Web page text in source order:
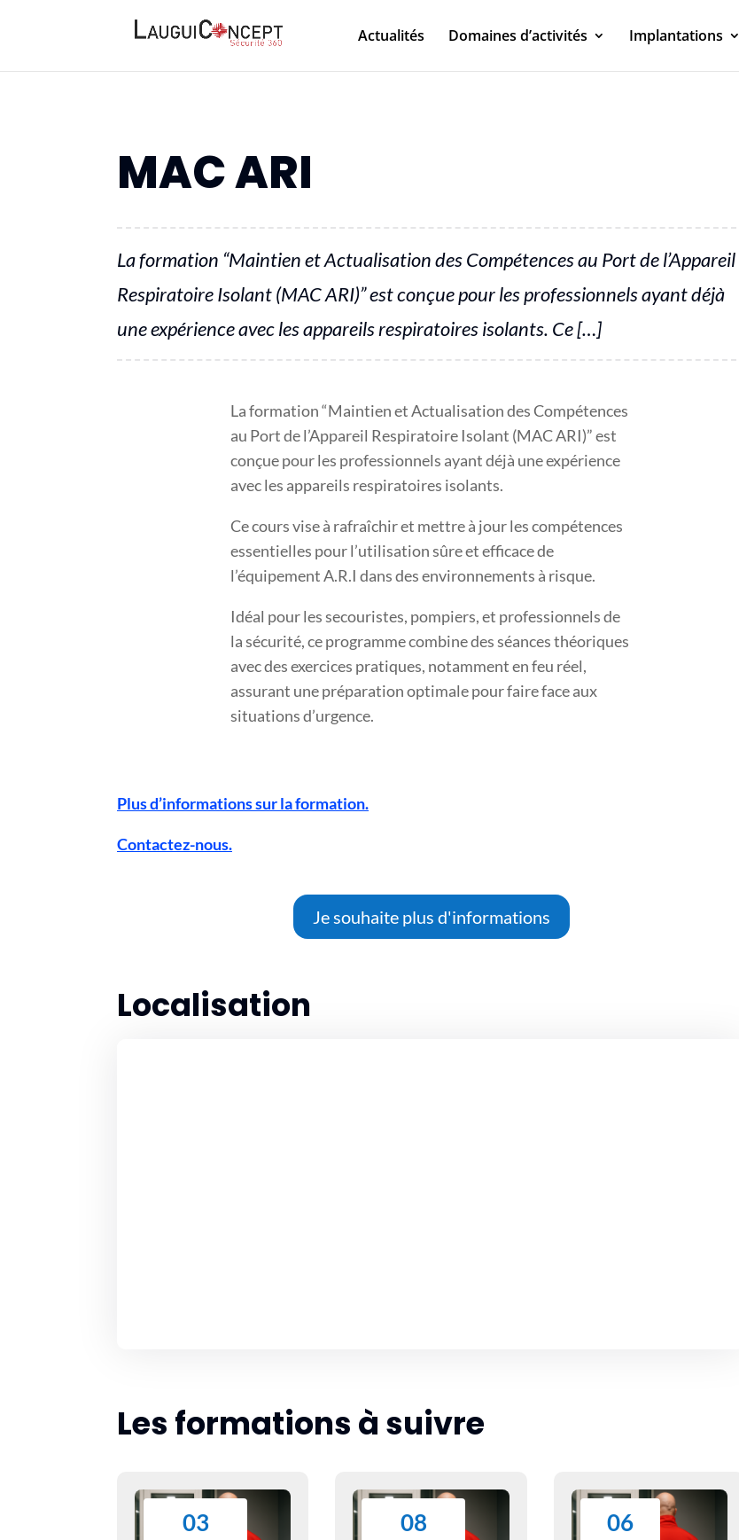
Actualités Domaines d’activités Implantations
MAC ARI
La formation “Maintien et Actualisation des Compétences au Port de l’Appareil
Respiratoire Isolant (MAC ARI)” est conçue pour les professionnels ayant déjà
une expérience avec les appareils respiratoires isolants. Ce […]
La formation “Maintien et Actualisation des Compétences
au Port de l’Appareil Respiratoire Isolant (MAC ARI)” est
conçue pour les professionnels ayant déjà une expérience
avec les appareils respiratoires isolants.
Ce cours vise à rafraîchir et mettre à jour les compétences
essentielles pour l’utilisation sûre et efficace de
l’équipement A.R.I dans des environnements à risque.
Idéal pour les secouristes, pompiers, et professionnels de
la sécurité, ce programme combine des séances théoriques
avec des exercices pratiques, notamment en feu réel,
assurant une préparation optimale pour faire face aux
situations d’urgence.
Plus d’informations sur la formation.
Contactez-nous.
Je souhaite plus d'informations
Localisation
Les formations à suivre
03 08 06